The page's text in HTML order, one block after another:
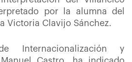
por la alumna del
Victoria Clavijo Sánchez.
Internacionalización y